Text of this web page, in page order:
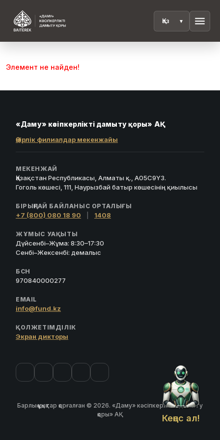
menu
Кеңес ал!
Элемент не найден!
«Даму» кәсіпкерлікті дамыту қоры» АҚ
Өңірлік филиалдар мекенжайы
МЕКЕНЖАЙ
Қазақстан Республикасы, Алматы қ., A05C9Y3.
Гоголь көшесі, 111, Наурызбай батыр көшесінің қиылысы
БІРЫҢҒАЙ БАЙЛАНЫС ОРТАЛЫҒЫ
+7 (800) 080 18 90 1408
ЖҰМЫС УАҚЫТЫ
Дүйсенбі–Жұма: 8:30–17:30
Сенбі–Жексенбі: демалыс
БСН
970840000277
EMAIL
info@fund.kz
ҚОЛЖЕТІМДІЛІК
Экран дикторы
Барлық құқықтар қорғалған © 2026. «Даму» кәсіпкерлікті дамыту
қоры» АҚ